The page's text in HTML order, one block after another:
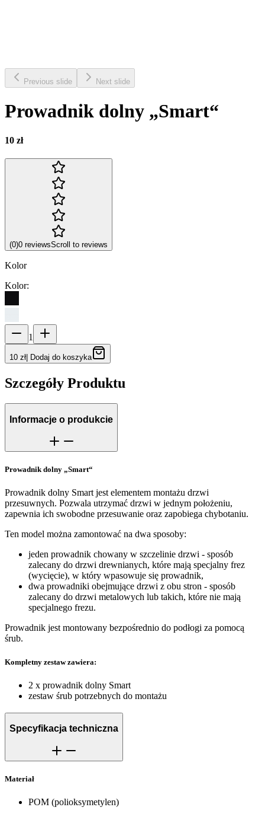
Previous slide Next slide
Prowadnik dolny „Smart“
10 zł
(0)0 reviewsScroll to reviews
Kolor
Kolor:
1
10 zł Dodaj do koszyka
Szczegóły Produktu
Informacje o produkcie
Prowadnik dolny „Smart“
Prowadnik dolny Smart jest elementem montażu drzwi
przesuwnych. Pozwala utrzymać drzwi w jednym położeniu,
zapewnia ich swobodne przesuwanie oraz zapobiega chybotaniu.
Ten model można zamontować na dwa sposoby:
jeden prowadnik chowany w szczelinie drzwi - sposób
zalecany do drzwi drewnianych, które mają specjalny frez
(wycięcie), w który wpasowuje się prowadnik,
dwa prowadniki obejmujące drzwi z obu stron - sposób
zalecany do drzwi metalowych lub takich, które nie mają
specjalnego frezu.
Prowadnik jest montowany bezpośrednio do podłogi za pomocą
śrub.
Kompletny zestaw zawiera:
2 x prowadnik dolny Smart
zestaw śrub potrzebnych do montażu
Specyfikacja techniczna
Materiał
POM (polioksymetylen)